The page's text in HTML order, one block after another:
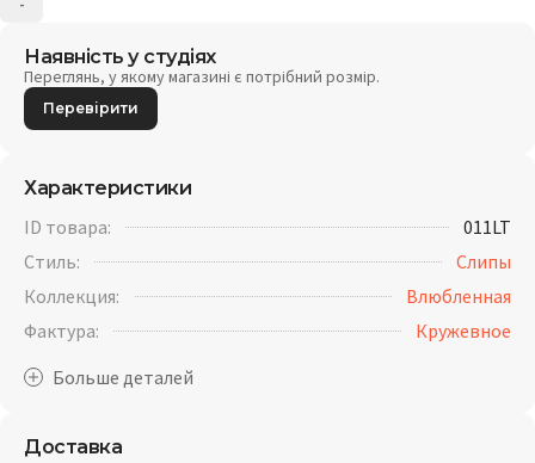
Наявність у студіях
Переглянь, у якому магазині є потрібний розмір.
Перевірити
Характеристики
ID товара:
011LT
Стиль:
Слипы
Коллекция:
Влюбленная
Фактура:
Кружевное
Доставка